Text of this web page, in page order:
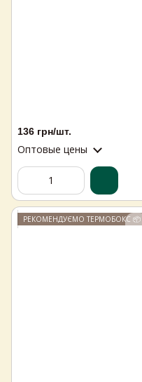
136 грн/шт.
Оптовые цены
РЕКОМЕНДУЄМО ТЕРМОБОКС 📦